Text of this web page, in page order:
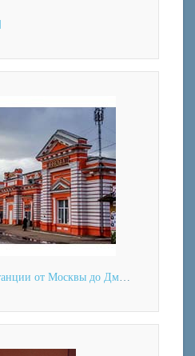
Железнодорожные станции от Москвы до Дмитрова